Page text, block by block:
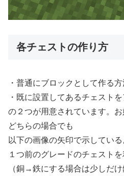
各チェストの作り方
・普通にブロックとして作る
・既に設置してあるチェスト
の２つが用意されています。
どちらの場合でも
以下の画像の矢印で示している
１つ前のグレードのチェスト
（銅→鉄にする場合は少しだ